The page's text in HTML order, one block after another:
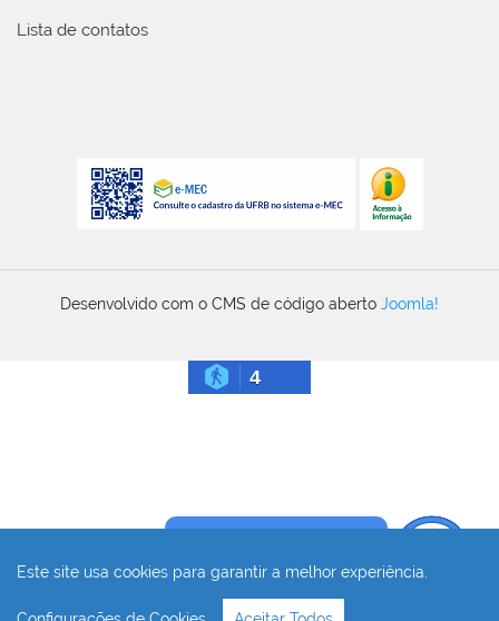
Este site usa cookies para garantir a melhor experiência.
Lista de contatos
Desenvolvido com o CMS de código aberto Joomla!
4